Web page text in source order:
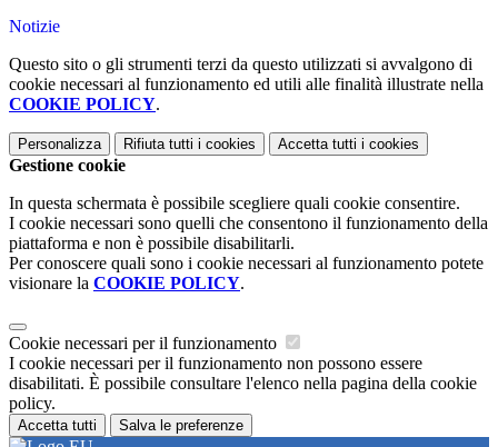
Notizie
Questo sito o gli strumenti terzi da questo utilizzati si avvalgono di
cookie necessari al funzionamento ed utili alle finalità illustrate nella
COOKIE POLICY.
Personalizza Rifiuta tutti i cookies Accetta tutti i cookies
Gestione cookie
In questa schermata è possibile scegliere quali cookie consentire.
I cookie necessari sono quelli che consentono il funzionamento della
piattaforma e non è possibile disabilitarli.
Per conoscere quali sono i cookie necessari al funzionamento potete
visionare la COOKIE POLICY.
Cookie necessari per il funzionamento
I cookie necessari per il funzionamento non possono essere
disabilitati. È possibile consultare l'elenco nella pagina della cookie
policy.
Accetta tutti Salva le preferenze